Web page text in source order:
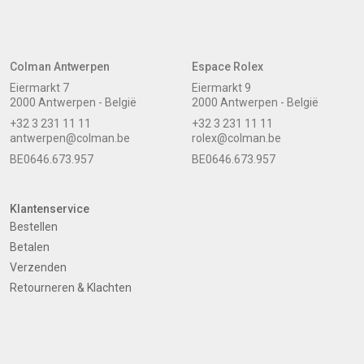
Colman Antwerpen
Eiermarkt 7
2000 Antwerpen - België
+32 3 231 11 11
antwerpen@colman.be
BE0646.673.957
Espace Rolex
Eiermarkt 9
2000 Antwerpen - België
+32 3 231 11 11
rolex@colman.be
BE0646.673.957
Klantenservice
Bestellen
Betalen
Verzenden
Retourneren & Klachten